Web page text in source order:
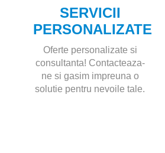
SERVICII
PERSONALIZATE
Oferte personalizate si
consultanta! Contacteaza-
ne si gasim impreuna o
solutie pentru nevoile tale.